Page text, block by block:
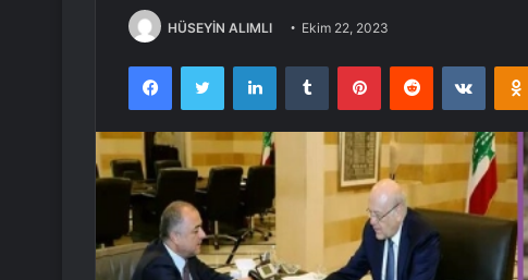
HÜSEYİN ALIMLI Ekim 22, 2023
FacebookTwitter LinkedInTumblr PinterestReddit